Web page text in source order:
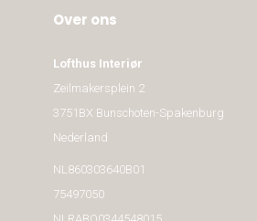
Over ons
Lofthus Interiør
Zeilmakersplein 2
3751BX Bunschoten-Spakenburg
Nederland
NL860303640B01
75497050
NLRABO0344548015